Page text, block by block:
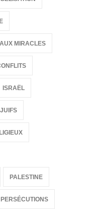
MIRACLES
ISRAËL
JUIFS
PALESTINE
PERSÉCUTIONS